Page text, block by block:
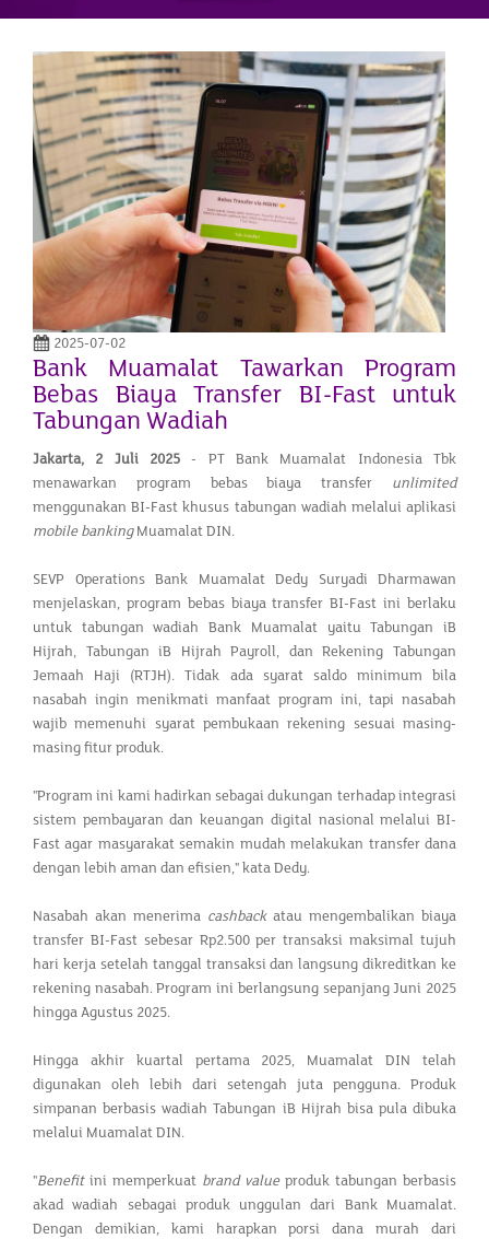
2025-07-02
Bank Muamalat Tawarkan Program
Bebas Biaya Transfer BI-Fast untuk
Tabungan Wadiah
Jakarta, 2 Juli 2025- PT Bank Muamalat Indonesia Tbk
menawarkan program bebas biaya transfer unlimited
menggunakan BI-Fast khusus tabungan wadiah melalui aplikasi
mobile bankingMuamalat DIN.
SEVP Operations Bank Muamalat Dedy Suryadi Dharmawan
menjelaskan, program bebas biaya transfer BI-Fast ini berlaku
untuk tabungan wadiah Bank Muamalat yaitu Tabungan iB
Hijrah, Tabungan iB Hijrah Payroll, dan Rekening Tabungan
Jemaah Haji (RTJH). Tidak ada syarat saldo minimum bila
nasabah ingin menikmati manfaat program ini, tapi nasabah
wajib memenuhi syarat pembukaan rekening sesuai masing-
masing fitur produk.
"Program ini kami hadirkan sebagai dukungan terhadap integrasi
sistem pembayaran dan keuangan digital nasional melalui BI-
Fast agar masyarakat semakin mudah melakukan transfer dana
dengan lebih aman dan efisien," kata Dedy.
Nasabah akan menerima cashbackatau mengembalikan biaya
transfer BI-Fast sebesar Rp2.500 per transaksi maksimal tujuh
hari kerja setelah tanggal transaksi dan langsung dikreditkan ke
rekening nasabah. Program ini berlangsung sepanjang Juni 2025
hingga Agustus 2025.
Hingga akhir kuartal pertama 2025, Muamalat DIN telah
digunakan oleh lebih dari setengah juta pengguna. Produk
simpanan berbasis wadiah Tabungan iB Hijrah bisa pula dibuka
melalui Muamalat DIN.
"Benefitini memperkuat brand valueproduk tabungan berbasis
akad wadiah sebagai produk unggulan dari Bank Muamalat.
Dengan demikian, kami harapkan porsi dana murah dari